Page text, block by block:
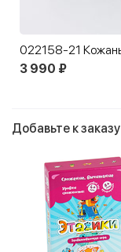
3 990 ₽
Добавьте к заказу